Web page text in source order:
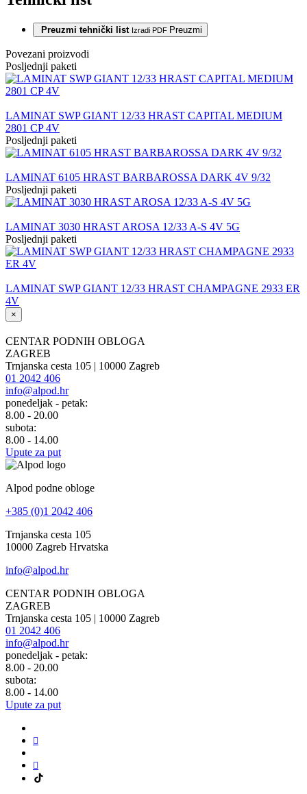
Preuzmi tehnički list Izradi PDF Preuzmi
Povezani proizvodi
Posljednji paketi
LAMINAT SWP GIANT 12/33 HRAST CAPITAL MEDIUM
2801 CP 4V
Posljednji paketi
LAMINAT 6105 HRAST BARBAROSSA DARK 4V 9/32
Posljednji paketi
LAMINAT 3030 HRAST AROSA 12/33 A-S 4V 5G
Posljednji paketi
LAMINAT SWP GIANT 12/33 HRAST CHAMPAGNE 2933 ER
4V
×
CENTAR PODNIH OBLOGA
ZAGREB
Trnjanska cesta 105 | 10000 Zagreb
01 2042 406
info@alpod.hr
ponedeljak - petak:
8.00 - 20.00
subota:
8.00 - 14.00
Upute za put
Alpod podne obloge
+385 (0)1 2042 406
Trnjanska cesta 105
10000 Zagreb Hrvatska
info@alpod.hr
CENTAR PODNIH OBLOGA
ZAGREB
Trnjanska cesta 105 | 10000 Zagreb
01 2042 406
info@alpod.hr
ponedeljak - petak:
8.00 - 20.00
subota:
8.00 - 14.00
Upute za put